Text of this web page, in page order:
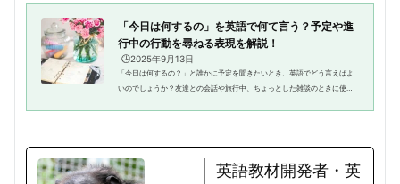
「今日は何するの」を英語で何て言う？予定や進
行中の行動を尋ねる表現を解説！
🕒️2025年9月13日
「今日は何するの？」と誰かに予定を聞きたいとき、英語でどう言えばよ
いのでしょうか？友達との会話や旅行中、ちょっとした雑談のときに使え
英語教材開発者・英